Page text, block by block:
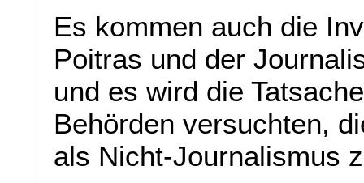
Es kommen auch die
Poitras und der
und es wird die
Behörden versuchten,
als Nicht-Journalismus